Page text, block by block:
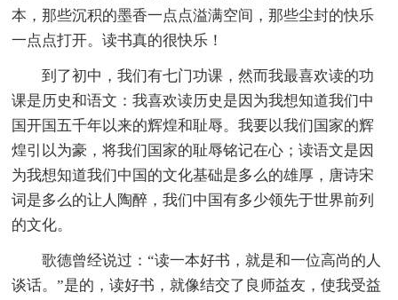
本，那些沉积的墨香一点点溢满空间，那些尘封的快乐
一点点打开。读书真的很快乐！
到了初中，我们有七门功课，然而我最喜欢读的功
课是历史和语文：我喜欢读历史是因为我想知道我们中
国开国五千年以来的辉煌和耻辱。我要以我们国家的辉
煌引以为豪，将我们国家的耻辱铭记在心；读语文是因
为我想知道我们中国的文化基础是多么的雄厚，唐诗宋
词是多么的让人陶醉，我们中国有多少领先于世界前列
的文化。
歌德曾经说过：“读一本好书，就是和一位高尚的人
谈话。”是的，读好书，就像结交了良师益友，使我受益